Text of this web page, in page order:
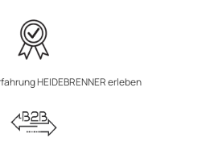
HEIDEBRENNER erleben